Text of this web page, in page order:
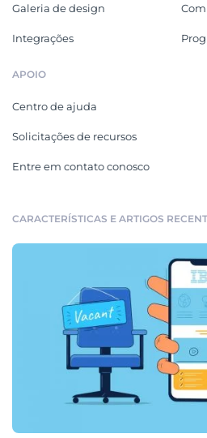
Galeria de design
Integrações
APOIO
Centro de ajuda
Solicitações de recursos
Entre em contato conosco
CARACTERÍSTICAS E ARTIGOS